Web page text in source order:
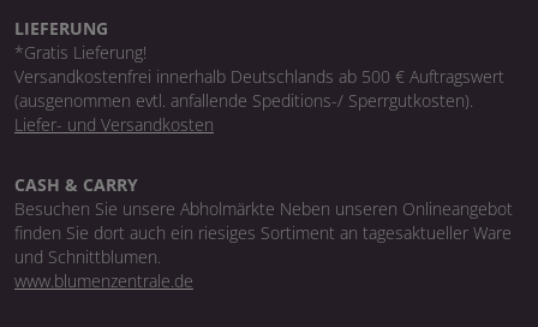
LIEFERUNG
*Gratis Lieferung!
Versandkostenfrei innerhalb Deutschlands ab 500 € Auftragswert
(ausgenommen evtl. anfallende Speditions-/ Sperrgutkosten).
Liefer- und Versandkosten
CASH & CARRY
Besuchen Sie unsere Abholmärkte Neben unseren Onlineangebot
finden Sie dort auch ein riesiges Sortiment an tagesaktueller Ware
und Schnittblumen.
www.blumenzentrale.de